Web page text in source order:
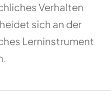
Verhalten
sich an der
Lerninstrument